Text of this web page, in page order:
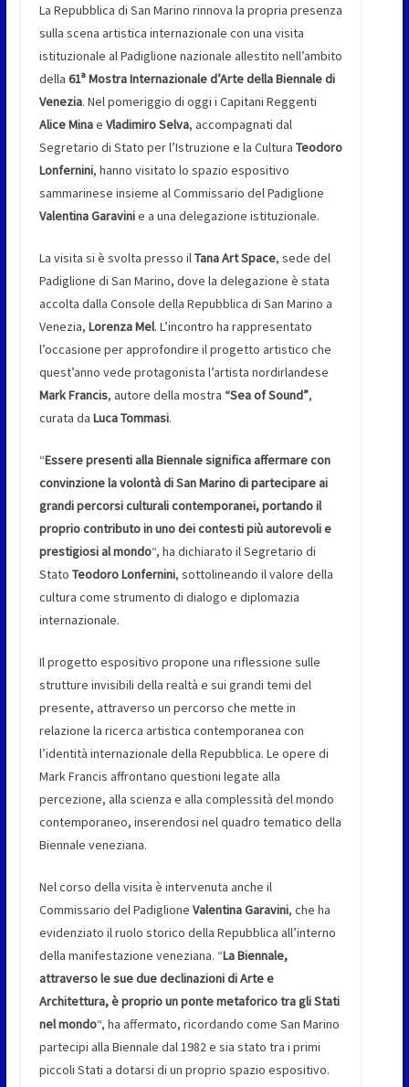
La Repubblica di San Marino rinnova la propria presenza
sulla scena artistica internazionale con una visita
istituzionale al Padiglione nazionale allestito nell’ambito
della 61ª Mostra Internazionale d’Arte della Biennale di
Venezia. Nel pomeriggio di oggi i Capitani Reggenti
Alice Minae Vladimiro Selva, accompagnati dal
Segretario di Stato per l’Istruzione e la Cultura Teodoro
Lonfernini, hanno visitato lo spazio espositivo
sammarinese insieme al Commissario del Padiglione
Valentina Garavinie a una delegazione istituzionale.
La visita si è svolta presso ilTana Art Space, sede del
Padiglione di San Marino, dove la delegazione è stata
accolta dalla Console della Repubblica di San Marino a
Venezia, Lorenza Mel. L’incontro ha rappresentato
l’occasione per approfondire il progetto artistico che
quest’anno vede protagonista l’artista nordirlandese
Mark Francis, autore della mostra “Sea of Sound”,
curata da Luca Tommasi.
“Essere presenti alla Biennale significa affermare con
convinzione la volontà di San Marino di partecipare ai
grandi percorsi culturali contemporanei, portando il
proprio contributo in uno dei contesti più autorevoli e
prestigiosi al mondo“, ha dichiarato il Segretario di
Stato Teodoro Lonfernini, sottolineando il valore della
cultura come strumento di dialogo e diplomazia
internazionale.
Il progetto espositivo propone una riflessione sulle
strutture invisibili della realtà e sui grandi temi del
presente, attraverso un percorso che mette in
relazione la ricerca artistica contemporanea con
l’identità internazionale della Repubblica. Le opere di
Mark Francis affrontano questioni legate alla
percezione, alla scienza e alla complessità del mondo
contemporaneo, inserendosi nel quadro tematico della
Biennale veneziana.
Nel corso della visita è intervenuta anche il
Commissario del Padiglione Valentina Garavini, che ha
evidenziato il ruolo storico della Repubblica all’interno
della manifestazione veneziana. “La Biennale,
attraverso le sue due declinazioni di Arte e
Architettura, è proprio un ponte metaforico tra gli Stati
nel mondo“, ha affermato, ricordando come San Marino
partecipi alla Biennale dal 1982 e sia stato tra i primi
piccoli Stati a dotarsi di un proprio spazio espositivo.